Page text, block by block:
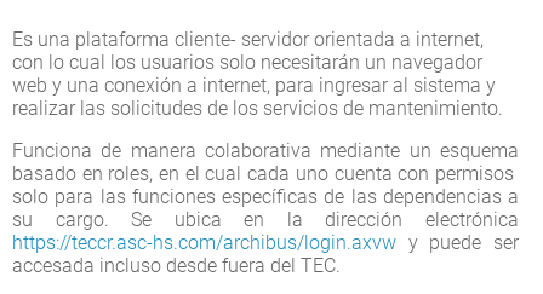
Es una plataforma cliente- servidor orientada a internet,
con lo cual los usuarios solo necesitarán un navegador
web y una conexión a internet, para ingresar al sistema y
realizar las solicitudes de los servicios de mantenimiento.
Funciona de manera colaborativa mediante un esquema
basado en roles, en el cual cada uno cuenta con permisos
solo para las funciones específicas de las dependencias a
su cargo. Se ubica en la dirección electrónica
https://teccr.asc-hs.com/archibus/login.axvw y puede ser
accesada incluso desde fuera del TEC.